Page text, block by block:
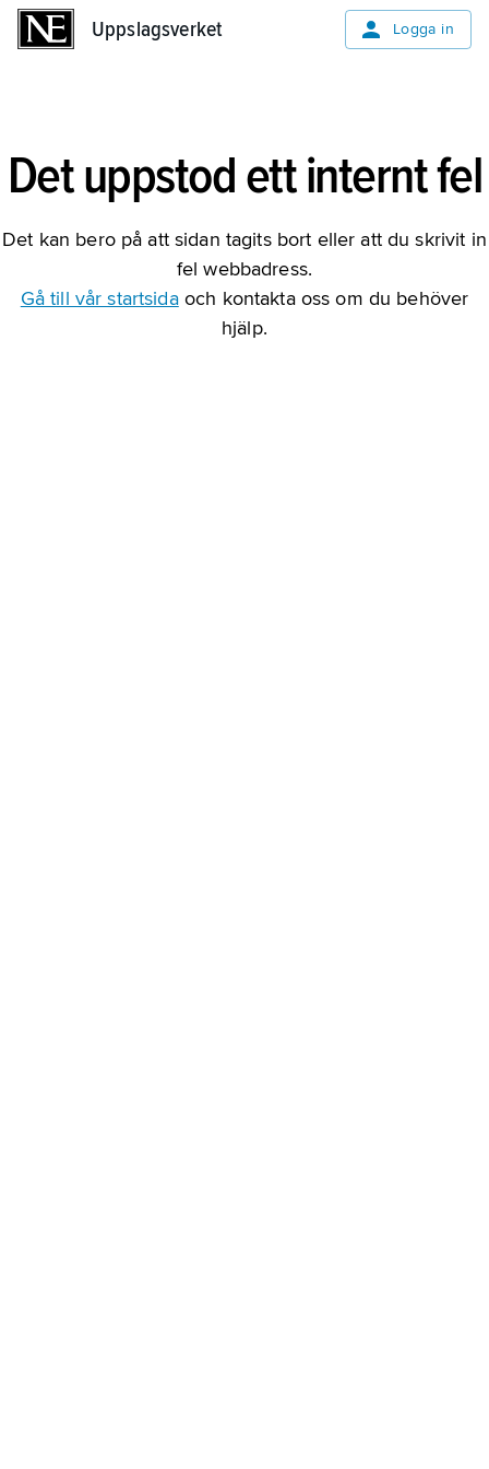
Uppslagsverket Logga in
Det uppstod ett internt fel
Det kan bero på att sidan tagits bort eller att du skrivit in
fel webbadress.
Gå till vår startsidaoch kontakta oss om du behöver
hjälp.